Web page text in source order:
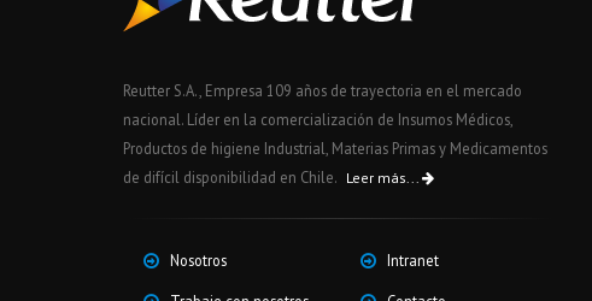
Reutter S.A., Empresa 109 años de trayectoria en el mercado
nacional. Líder en la comercialización de Insumos Médicos,
Productos de higiene Industrial, Materias Primas y Medicamentos
de difícil disponibilidad en Chile. Leer más...
Nosotros Intranet